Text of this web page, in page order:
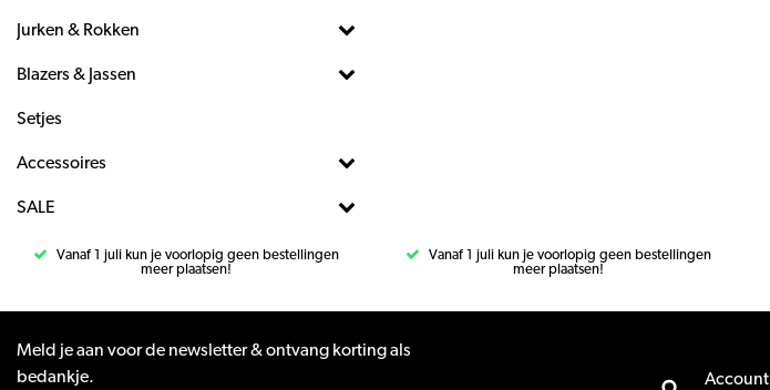
Jurken & Rokken
Blazers & Jassen
Setjes
Accessoires
SALE
Vanaf 1 juli kun je voorlopig geen bestellingen
meer plaatsen!
Vanaf 1 juli kun je voorlopig geen bestellingen
meer plaatsen!
Meld je aan voor de newsletter & ontvang korting als
bedankje.
Account